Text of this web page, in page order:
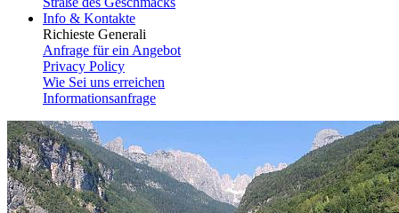
Info & Kontakte
Richieste Generali
Anfrage für ein Angebot
Privacy Policy
Wie Sei uns erreichen
Informationsanfrage